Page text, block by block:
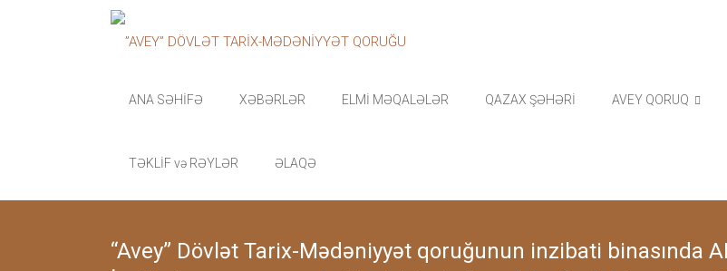
”AVEY”
TARİX-
MƏDƏNİYYƏT
QORUĞU
Dövlət
Tarix-
ANA SƏHİFƏ XƏBƏRLƏR ELMİ MƏQALƏLƏR QAZAX ŞƏHƏRİ AVEY QORUQ
TƏKLİF və RƏYLƏR ƏLAQƏ
“Avey” Dövlət Tarix-Mədəniyyət qoruğunun inzibati binasında